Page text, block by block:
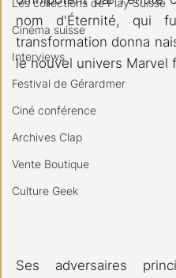
Cinéma suisse
Interviews
Festival de Gérardmer
Ciné conférence
Archives Clap
Vente Boutique
Culture Geek
nom d'Éternité, qui
transformation donna
le nouvel univers Marvel
Ses adversaires